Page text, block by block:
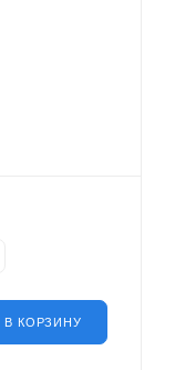
В КОРЗИНУ